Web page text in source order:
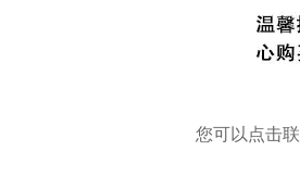
您可以点击